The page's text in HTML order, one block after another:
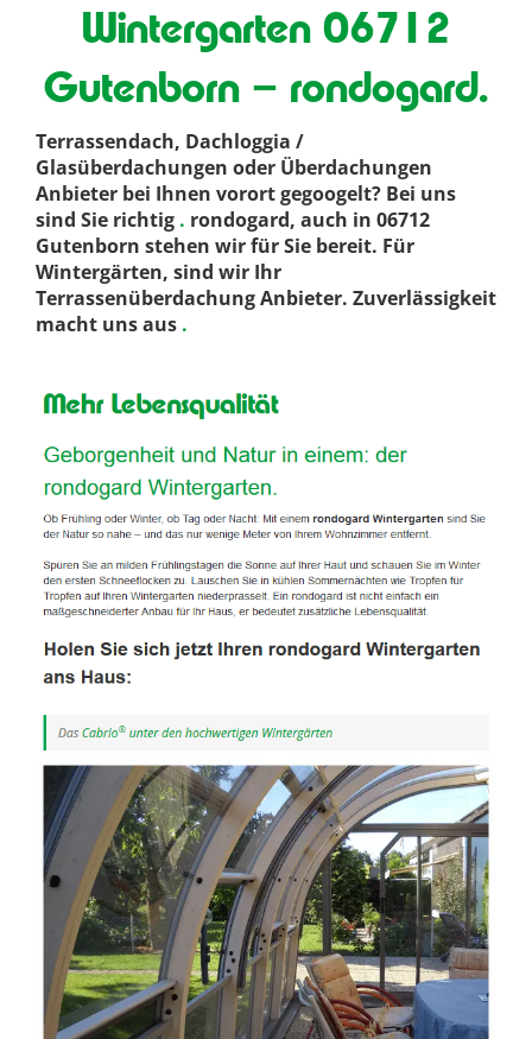
Wintergarten 06712
Gutenborn – rondogard.
Terrassendach, Dachloggia /
Glasüberdachungen oder Überdachungen
Anbieter bei Ihnen vorort gegoogelt? Bei uns
sind Sie richtig . rondogard, auch in 06712
Gutenborn stehen wir für Sie bereit. Für
Wintergärten, sind wir Ihr
Terrassenüberdachung Anbieter. Zuverlässigkeit
macht uns aus .